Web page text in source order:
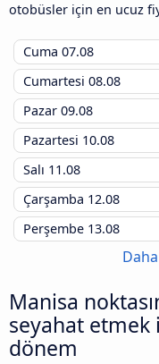
otobüsler için en ucuz
Cuma 07.08
Cumartesi 08.08
Pazar 09.08
Pazartesi 10.08
Salı 11.08
Çarşamba 12.08
Perşembe 13.08
Manisa
seyahat etmek
dönem